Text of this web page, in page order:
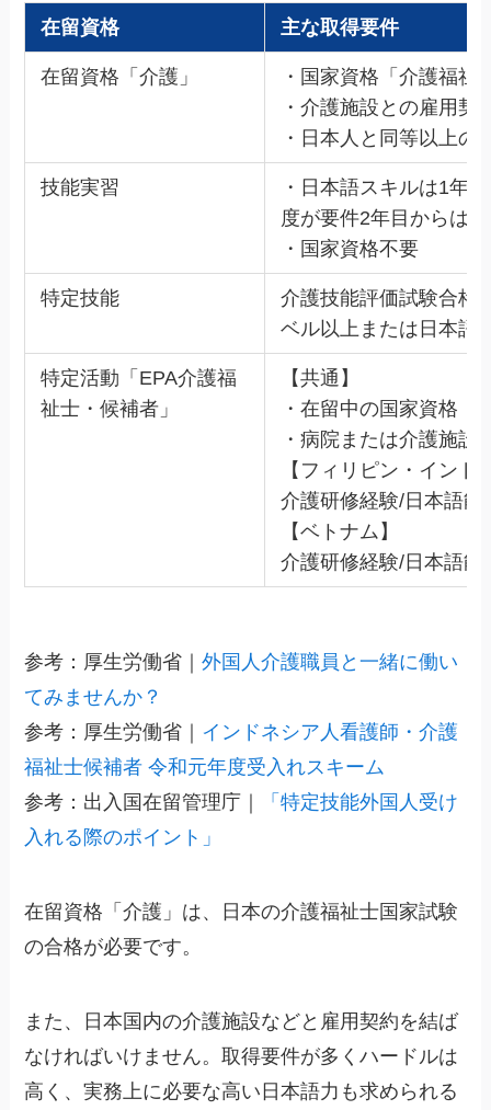
在留資格 主な取得要件
在留資格「介護」
・国家資格「介護福祉
・介護施設との雇用契
・日本人と同等以上の
技能実習
・日本語スキルは1年
度が要件2年目からは
・国家資格不要
特定技能
介護技能評価試験合格
ベル以上または日本語
特定活動「EPA介護福
祉士・候補者」
【共通】
・在留中の国家資格「
・病院または介護施設
【フィリピン・インド
介護研修経験/日本語能
【ベトナム】
介護研修経験/日本語能
参考：厚生労働省｜外国人介護職員と一緒に働い
てみませんか？
参考：厚生労働省｜ インドネシア人看護師・介護
福祉士候補者 令和元年度受入れスキーム
参考：出入国在留管理庁｜
「特定技能外国人受け
入れる際のポイント」
在留資格「介護」は、日本の介護福祉士国家試験
の合格が必要です。
また、日本国内の介護施設などと雇用契約を結ば
なければいけません。取得要件が多くハードルは
高く、実務上に必要な高い日本語力も求められる